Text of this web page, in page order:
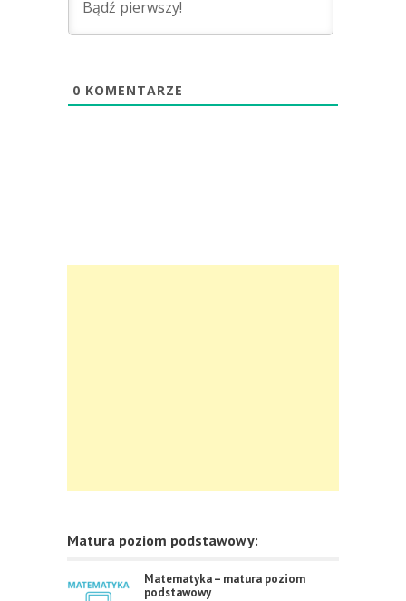
0 KOMENTARZE
Matura poziom podstawowy:
Matematyka – matura poziom
podstawowy